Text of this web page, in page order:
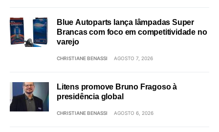
Blue Autoparts lança lâmpadas Super
Brancas com foco em competitividade no
varejo
CHRISTIANE BENASSI AGOSTO 7, 2026
Litens promove Bruno Fragoso à
presidência global
CHRISTIANE BENASSI AGOSTO 6, 2026